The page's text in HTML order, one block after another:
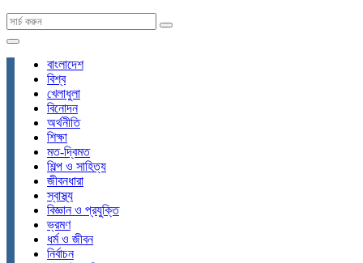
বাংলাদেশ
বিশ্ব
খেলাধুলা
বিনোদন
অর্থনীতি
শিক্ষা
মত-দ্বিমত
শিল্প ও সাহিত্য
জীবনধারা
স্বাস্থ্য
বিজ্ঞান ও প্রযুক্তি
ভ্রমণ
ধর্ম ও জীবন
নির্বাচন